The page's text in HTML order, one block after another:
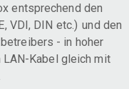
entsprechend den
VDI, DIN etc.) und den
- in hoher
LAN-Kabel gleich mit